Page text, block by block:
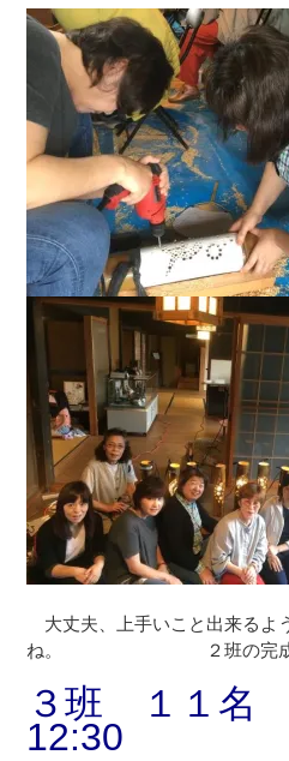
大丈夫、上手いこと出来るよ
ね。 ２班の完
３班 １１名
12:30